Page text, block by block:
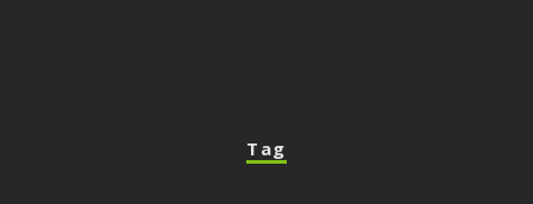
Tag